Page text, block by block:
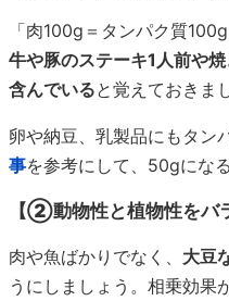
「肉100g＝タンパク質
牛や豚のステーキ1人前や
含んでいると覚えておきま
卵や納豆、乳製品にもタン
事を参考にして、50gにな
【②動物性と植物性をバ
肉や魚ばかりでなく、 大豆
うにしましょう。相乗効果